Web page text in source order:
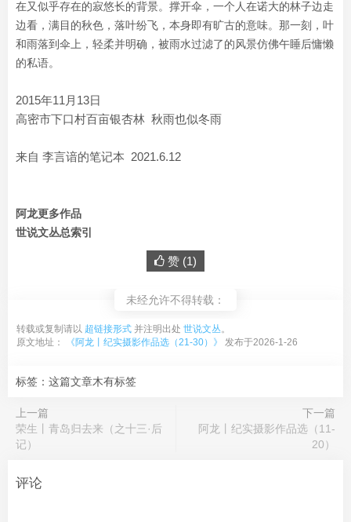
在又似乎存在的寂悠长的背景。撑开伞，一个人在诺大的林子边走
边看，满目的秋色，落叶纷飞，本身即有旷古的意味。那一刻，叶
和雨落到伞上，轻柔并明确，被雨水过滤了的风景仿佛午睡后慵懒
的私语。
2015年11月13日
高密市下口村百亩银杏林 秋雨也似冬雨
来自 李言谙的笔记本 2021.6.12
阿龙更多作品
世说文丛总索引
赞 (1)
未经允许不得转载：
转载或复制请以 超链接形式 并注明出处 世说文丛。
原文地址：
《阿龙丨纪实摄影作品选（21-30）》 发布于2026-1-26
标签：这篇文章木有标签
上一篇
荣生丨青岛归去来（之十三·后
记）
下一篇
阿龙丨纪实摄影作品选（11-
20）
评论